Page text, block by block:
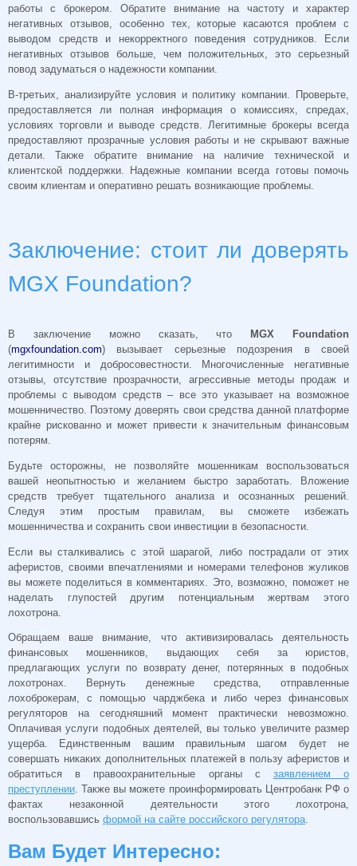
работы с брокером. Обратите внимание на частоту и характер
негативных отзывов, особенно тех, которые касаются проблем с
выводом средств и некорректного поведения сотрудников. Если
негативных отзывов больше, чем положительных, это серьезный
повод задуматься о надежности компании.
В-третьих, анализируйте условия и политику компании. Проверьте,
предоставляется ли полная информация о комиссиях, спредах,
условиях торговли и выводе средств. Легитимные брокеры всегда
предоставляют прозрачные условия работы и не скрывают важные
детали. Также обратите внимание на наличие технической и
клиентской поддержки. Надежные компании всегда готовы помочь
своим клиентам и оперативно решать возникающие проблемы.
Заключение: стоит ли доверять
MGX Foundation?
В заключение можно сказать, что
MGX Foundation
(mgxfoundation.com) вызывает серьезные подозрения в своей
легитимности и добросовестности. Многочисленные негативные
отзывы, отсутствие прозрачности, агрессивные методы продаж и
проблемы с выводом средств – все это указывает на возможное
мошенничество. Поэтому доверять свои средства данной платформе
крайне рискованно и может привести к значительным финансовым
потерям.
Будьте осторожны, не позволяйте мошенникам воспользоваться
вашей неопытностью и желанием быстро заработать. Вложение
средств требует тщательного анализа и осознанных решений.
Следуя этим простым правилам, вы сможете избежать
мошенничества и сохранить свои инвестиции в безопасности.
Если вы сталкивались с этой шарагой, либо пострадали от этих
аферистов, своими впечатлениями и номерами телефонов жуликов
вы можете поделиться в комментариях. Это, возможно, поможет не
наделать глупостей другим потенциальным жертвам этого
лохотрона.
Обращаем ваше внимание, что активизировалась деятельность
финансовых мошенников, выдающих себя за юристов,
предлагающих услуги по возврату денег, потерянных в подобных
лохотронах. Вернуть денежные средства, отправленные
лохоброкерам, с помощью чарджбека и либо через финансовых
регуляторов на сегодняшний момент практически невозможно.
Оплачивая услуги подобных деятелей, вы только увеличите размер
ущерба. Единственным вашим правильным шагом будет не
совершать никаких дополнительных платежей в пользу аферистов и
обратиться в правоохранительные органы с заявлением о
преступлении. Также вы можете проинформировать Центробанк РФ о
фактах незаконной деятельности этого лохотрона,
воспользовавшись формой на сайте российского регулятора.
Вам Будет Интересно: